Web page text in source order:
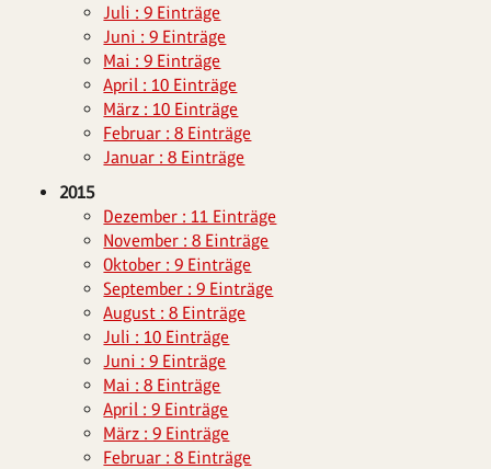
Juli : 9 Einträge
Juni : 9 Einträge
Mai : 9 Einträge
April : 10 Einträge
März : 10 Einträge
Februar : 8 Einträge
Januar : 8 Einträge
2015
Dezember : 11 Einträge
November : 8 Einträge
Oktober : 9 Einträge
September : 9 Einträge
August : 8 Einträge
Juli : 10 Einträge
Juni : 9 Einträge
Mai : 8 Einträge
April : 9 Einträge
März : 9 Einträge
Februar : 8 Einträge